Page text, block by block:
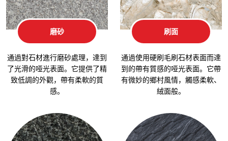
磨砂
通過對石材進行磨砂處理，達到
了光滑的哑光表面。它提供了精
致低調的外觀，帶有柔軟的質
感。
刷面
通過使用硬刷毛刷石材表面而達
到的帶有質感的哑光表面。它帶
有微妙的鄉村風情，觸感柔軟、
絨面般。